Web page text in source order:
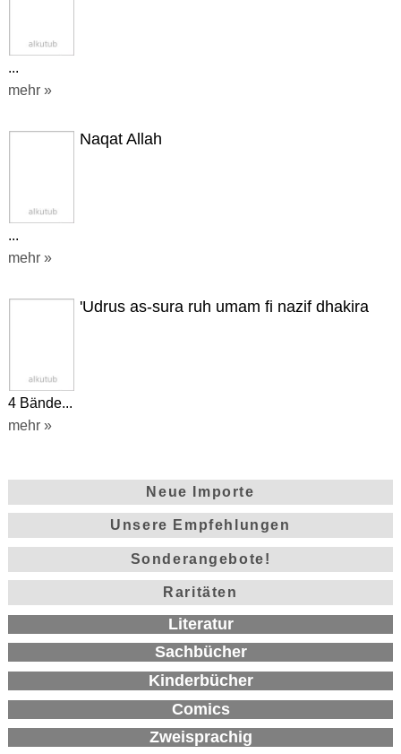
...
mehr »
Naqat Allah
...
mehr »
'Udrus as-sura ruh umam fi nazif dhakira
4 Bände...
mehr »
Neue Importe
Unsere Empfehlungen
Sonderangebote!
Raritäten
Literatur
Sachbücher
Kinderbücher
Comics
Zweisprachig